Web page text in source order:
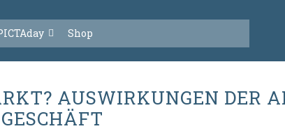
Shop
AUSWIRKUNGEN DER